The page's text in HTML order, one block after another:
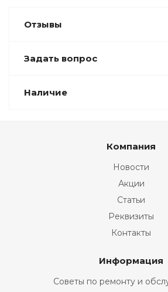
Отзывы
Задать вопрос
Наличие
Компания
Новости
Акции
Статьи
Реквизиты
Контакты
Информация
Советы по ремонту и